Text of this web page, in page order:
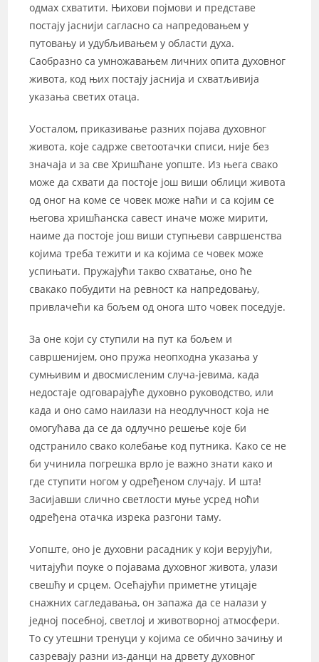
одмах схватити. Њихови појмови и представе
постају јаснији сагласно са напредовањем у
путовању и удубљивањем у области духа.
Саобразно са умножавањем личних опита духовног
живота, код њих постају јаснија и схватљивија
указања светих отаца.
Уосталом, приказивање разних појава духовног
живота, које садрже светоотачки списи, није без
значаја и за све Хришћане уопште. Из њега свако
може да схвати да постоје још виши облици живота
од оног на коме се човек може наћи и са којим се
његова хришћанска савест иначе може мирити,
наиме да постоје још виши ступњеви савршенства
којима треба тежити и ка којима се човек може
успињати. Пружајући такво схватање, оно ће
свакако побудити на ревност ка напредовању,
привлачећи ка бољем од онога што човек поседује.
За оне који су ступили на пут ка бољем и
савршенијем, оно пружа неопходна указања у
сумњивим и двосмисленим случа-јевима, када
недостаје одговарајуће духовно руководство, или
када и оно само наилази на неодлучност која не
омогућава да се да одлучно решење које би
одстранило свако колебање код путника. Како се не
би учинила погрешка врло је важно знати како и
где ступити ногом у одређеном случају. И шта!
Засијавши слично светлости муње усред ноћи
одређена отачка изрека разгони таму.
Уопште, оно је духовни расадник у који верујући,
читајући поуке о појавама духовног живота, улази
свешћу и срцем. Осећајући приметне утицаје
снажних сагледавања, он запажа да се налази у
једној посебној, светлој и животворној атмосфери.
То су утешни тренуци у којима се обично зачињу и
сазревају разни из-данци на дрвету духовног